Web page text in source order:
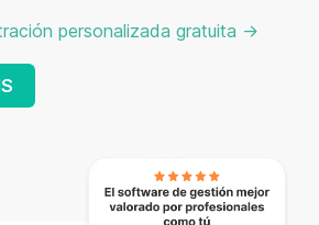
personalizada gratuita ->